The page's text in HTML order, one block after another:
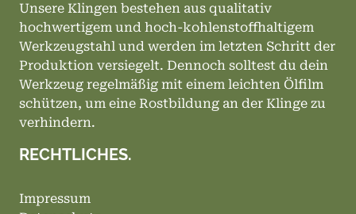
Unsere Klingen bestehen aus qualitativ
hochwertigem und hoch-kohlenstoffhaltigem
Werkzeugstahl und werden im letzten Schritt der
Produktion versiegelt. Dennoch solltest du dein
Werkzeug regelmäßig mit einem leichten Ölfilm
schützen, um eine Rostbildung an der Klinge zu
verhindern.
RECHTLICHES.
Impressum